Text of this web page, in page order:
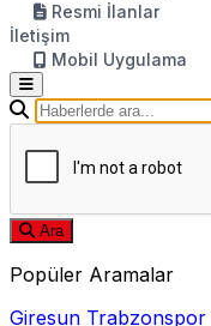
Resmi İlanlar
İletişim
Mobil Uygulama
Ara
Popüler Aramalar
Giresun Trabzonspor